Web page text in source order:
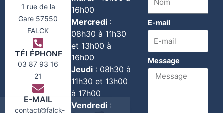
1 rue de la
Gare 57550
FALCK
TÉLÉPHONE
03 87 93 16
21
E-MAIL
contact@falck-
16h00
Mercredi :
08h30 à 11h30
et 13h00 à
16h00
Jeudi : 08h30 à
11h30 et 13h00
à 17h00
Vendredi :
E-mail
Message